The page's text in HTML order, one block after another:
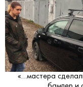
«…мастера